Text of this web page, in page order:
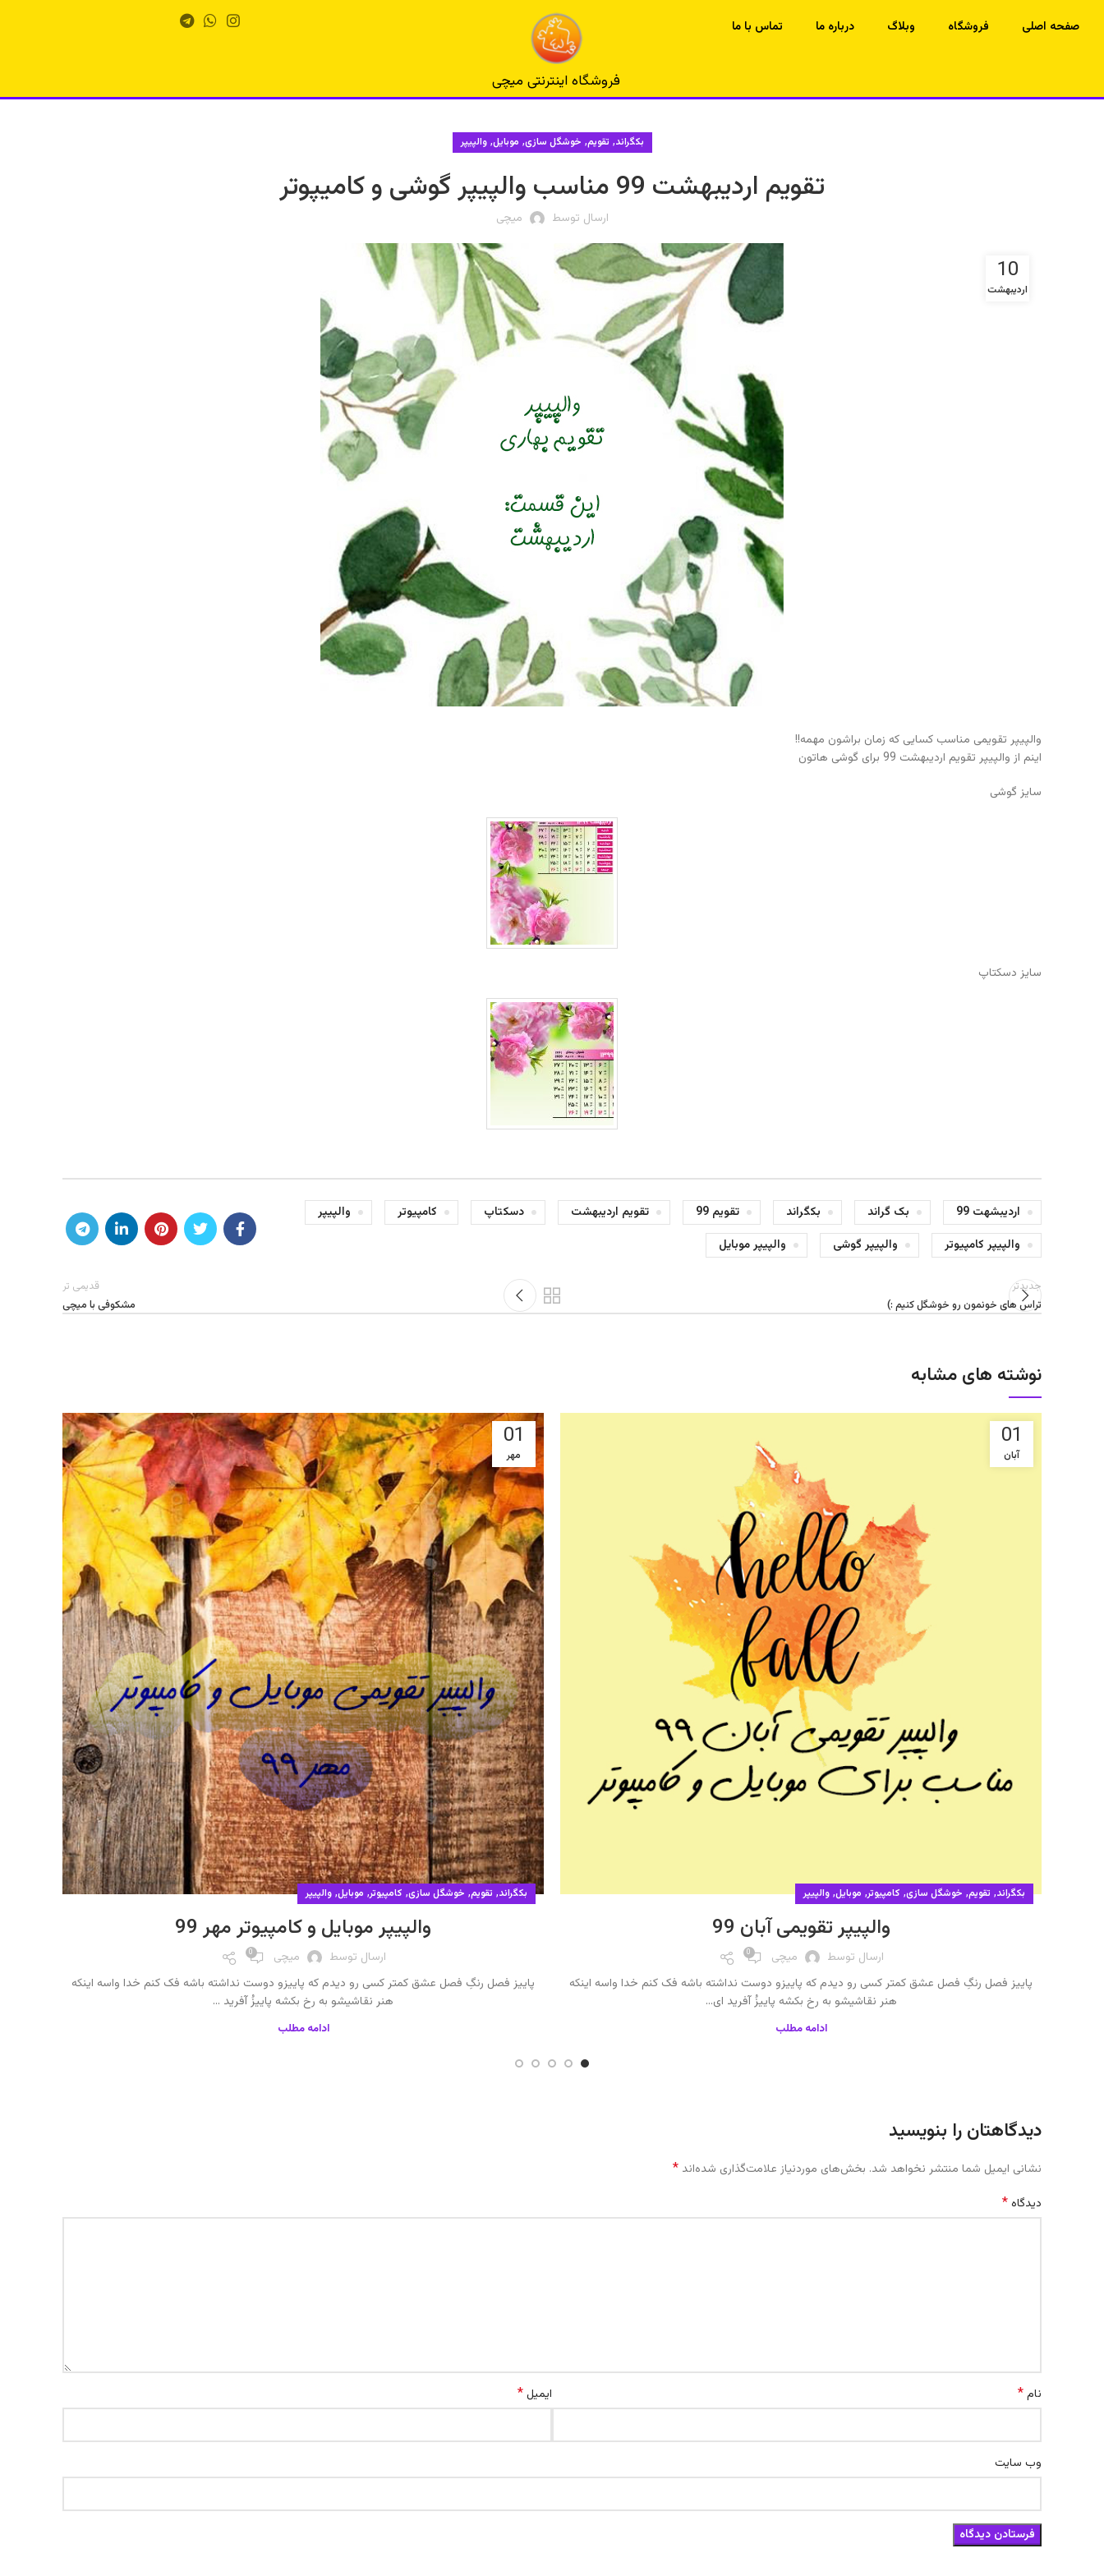
صفحه اصلی فروشگاه وبلاگ درباره ما تماس با ما
فروشگاه اینترنتی میچی
بکگراند, تقویم, خوشگل سازی, موبایل,والپیپر
تقویم اردیبهشت 99 مناسب والپیپر گوشی و کامیپوتر
ارسال توسط میچی
10
اردیبهشت
والپیپر تقویمی مناسب کسایی که زمان براشون مهمه!!
اینم از والپیپر تقویم اردیبهشت 99 برای گوشی هاتون
سایز گوشی
سایز دسکتاپ
اردیبشهت 99 بک گراند بکگراند تقویم 99 تقویم اردیبهشت دسکتاپ کامپیوتر
والپیپر
والپیپر کامپیوتر
والپیپر گوشی والپیپر موبایل
جدیدتر
تراس های خونمون رو خوشگل کنیم :)
قدیمی تر
مشکوفی با میچی
نوشته های مشابه
01
آبان
بکگراند, تقویم, خوشگل سازی, کامپیوتر, موبایل, والپیپر
والپیپر تقویمی آبان 99
ارسال توسط میچی 0
پاییز فصل رنگِ فصل عشق کمتر کسی رو دیدم که پاییزو دوست نداشته باشه فک کنم خدا واسه اینکه
هنر نقاشیشو به رخ بکشه پاییزُ آفرید ای...
ادامه مطلب
01
مهر
بکگراند, تقویم, خوشگل سازی, کامپیوتر, موبایل, والپیپر
والپیپر موبایل و کامپیوتر مهر 99
ارسال توسط میچی 0
پاییز فصل رنگِ فصل عشق کمتر کسی رو دیدم که پاییزو دوست نداشته باشه فک کنم خدا واسه اینکه
هنر نقاشیشو به رخ بکشه پاییزُ آفرید ...
ادامه مطلب
دیدگاهتان را بنویسید
نشانی ایمیل شما منتشر نخواهد شد. بخش‌های موردنیاز علامت‌گذاری شده‌اند *
دیدگاه*
نام* ایمیل*
وب‌ سایت